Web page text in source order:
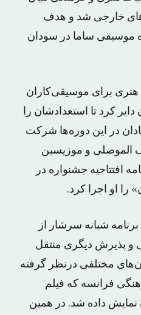
خارجی شد و هدف
موسیقی ساما در سودان
هنری برای موسیقی‌کاران
کرد تا استعدادشان را
در این دوره‌ها شرکت
الموصلی و موزیسین
افتتاحیه جشنواره در
او اجرا کرد.
شبانه سرشار از
و پذیرش دیگری منتقل
مختلفی درنظر گرفته
فرانسه که فیلم
نمایش داده شد. در همین